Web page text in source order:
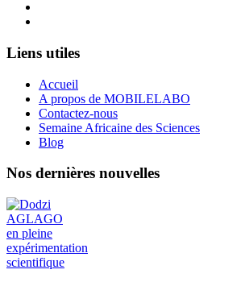
Liens utiles
Accueil
A propos de MOBILELABO
Contactez-nous
Semaine Africaine des Sciences
Blog
Nos dernières nouvelles